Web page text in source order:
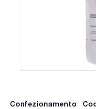
Confezionamento